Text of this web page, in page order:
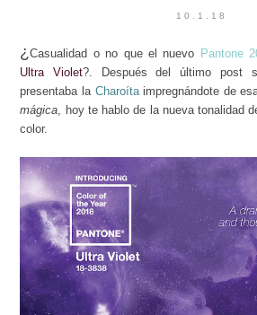
10.1.18
¿Casualidad o no que el nuevo Pantone
Ultra Violet?. Después del último post
presentaba la Charoíta impregnándote de
mágica, hoy te hablo de la nueva tonalidad
color.